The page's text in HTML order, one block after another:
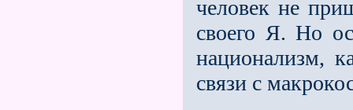
человек не
своего Я. Но
национализм,
связи с